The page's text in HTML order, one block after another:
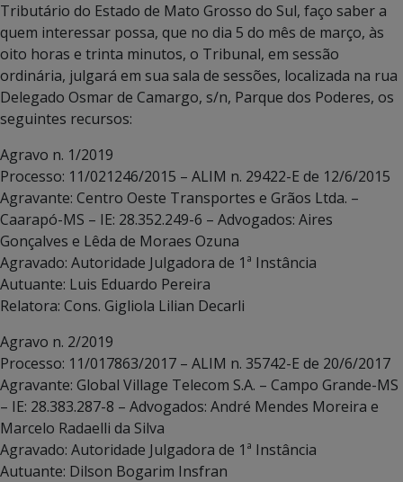
Tributário do Estado de Mato Grosso do Sul, faço saber a
quem interessar possa, que no dia 5 do mês de março, às
oito horas e trinta minutos, o Tribunal, em sessão
ordinária, julgará em sua sala de sessões, localizada na rua
Delegado Osmar de Camargo, s/n, Parque dos Poderes, os
seguintes recursos:
Agravo n. 1/2019
Processo: 11/021246/2015 – ALIM n. 29422-E de 12/6/2015
Agravante: Centro Oeste Transportes e Grãos Ltda. –
Caarapó-MS – IE: 28.352.249-6 – Advogados: Aires
Gonçalves e Lêda de Moraes Ozuna
Agravado: Autoridade Julgadora de 1ª Instância
Autuante: Luis Eduardo Pereira
Relatora: Cons. Gigliola Lilian Decarli
Agravo n. 2/2019
Processo: 11/017863/2017 – ALIM n. 35742-E de 20/6/2017
Agravante: Global Village Telecom S.A. – Campo Grande-MS
– IE: 28.383.287-8 – Advogados: André Mendes Moreira e
Marcelo Radaelli da Silva
Agravado: Autoridade Julgadora de 1ª Instância
Autuante: Dilson Bogarim Insfran